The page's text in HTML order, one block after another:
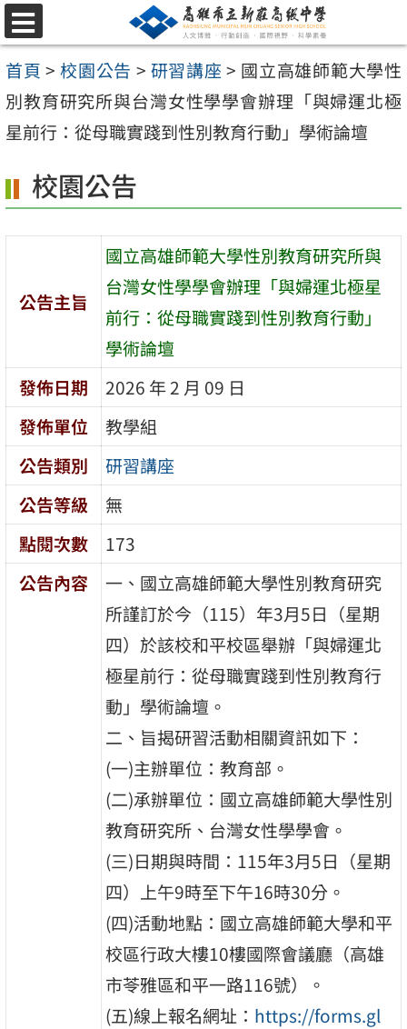
跳
至
主
要
內
區
選
單
首頁 > 校園公告 > 研習講座 > 國立高雄師範大學性
別教育研究所與台灣女性學學會辦理「與婦運北極
星前行：從母職實踐到性別教育行動」學術論壇
校園公告
公告主旨
國立高雄師範大學性別教育研究所與
台灣女性學學會辦理「與婦運北極星
前行：從母職實踐到性別教育行動」
學術論壇
發佈日期
2026 年 2 月 09 日
發佈單位
教學組
公告類別
研習講座
公告等級
無
點閱次數
173
公告內容
一、國立高雄師範大學性別教育研究
所謹訂於今（115）年3月5日（星期
四）於該校和平校區舉辦「與婦運北
極星前行：從母職實踐到性別教育行
動」學術論壇。
二、旨揭研習活動相關資訊如下：
(一)主辦單位：教育部。
(二)承辦單位：國立高雄師範大學性別
教育研究所、台灣女性學學會。
(三)日期與時間：115年3月5日（星期
四）上午9時至下午16時30分。
(四)活動地點：國立高雄師範大學和平
校區行政大樓10樓國際會議廳（高雄
市苓雅區和平一路116號）。
(五)線上報名網址： https://forms.gl